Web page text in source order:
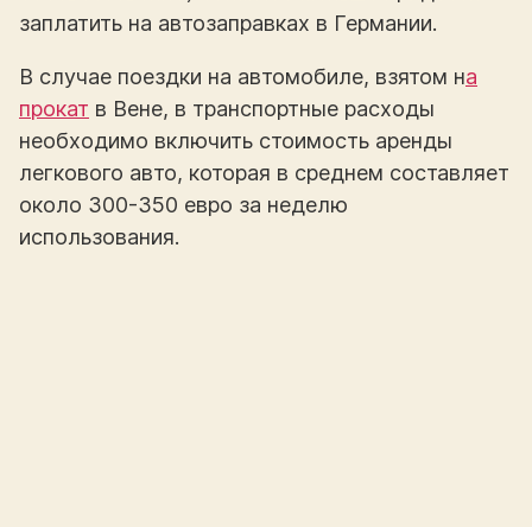
заплатить на автозаправках в Германии.
В случае поездки на автомобиле, взятом на
прокат в Вене, в транспортные расходы
необходимо включить стоимость аренды
легкового авто, которая в среднем составляет
около 300-350 евро за неделю
использования.